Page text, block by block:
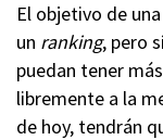
El objetivo de
un ranking, pero
puedan tener
libremente a la
de hoy, tendrán